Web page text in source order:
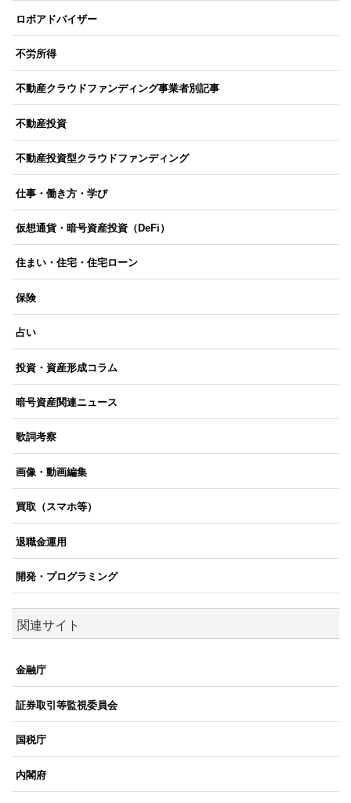
ロボアドバイザー
不労所得
不動産クラウドファンディング事業者別記事
不動産投資
不動産投資型クラウドファンディング
仕事・働き方・学び
仮想通貨・暗号資産投資（DeFi）
住まい・住宅・住宅ローン
保険
占い
投資・資産形成コラム
暗号資産関連ニュース
歌詞考察
画像・動画編集
買取（スマホ等）
退職金運用
開発・プログラミング
関連サイト
金融庁
証券取引等監視委員会
国税庁
内閣府